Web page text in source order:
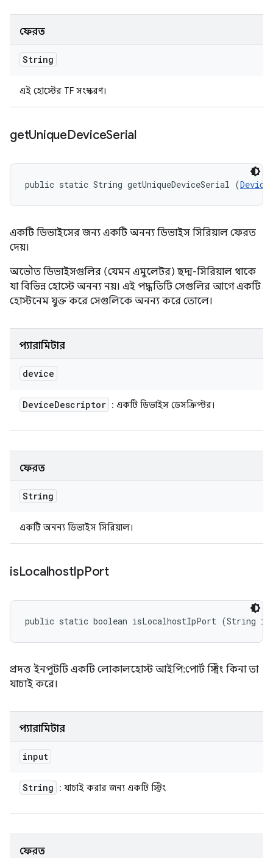
ফেরত
String
এই হোস্টের TF সংস্করণ।
getUniqueDeviceSerial
public static String getUniqueDeviceSerial (
একটি ডিভাইসের জন্য একটি অনন্য ডিভাইস সিরিয়াল ফেরত
দেয়।
অভৌত ডিভাইসগুলির (যেমন এমুলেটর) ছদ্ম-সিরিয়াল থাকে
যা বিভিন্ন হোস্টে অনন্য নয়। এই পদ্ধতিটি সেগুলির আগে একটি
হোস্টনেম যুক্ত করে সেগুলিকে অনন্য করে তোলে।
প্যারামিটার
device
DeviceDescriptor : একটি ডিভাইস ডেসক্রিপ্টর।
ফেরত
String
একটি অনন্য ডিভাইস সিরিয়াল।
isLocalhostIpPort
public static boolean isLocalhostIpPort (String
প্রদত্ত ইনপুটটি একটি লোকালহোস্ট আইপি:পোর্ট স্ট্রিং কিনা তা
যাচাই করে।
প্যারামিটার
input
String : যাচাই করার জন্য একটি স্ট্রিং
ফেরত